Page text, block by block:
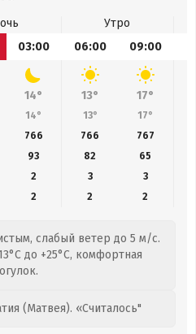
Утро
03:00 06:00 09:00
14° 13° 17°
14° 13° 17°
766 766 767
93 82 65
2 3
3
2 2 2
слабый ветер до 5 м/с.
до +25°C, комфортная
(Матвея). «Считалось"